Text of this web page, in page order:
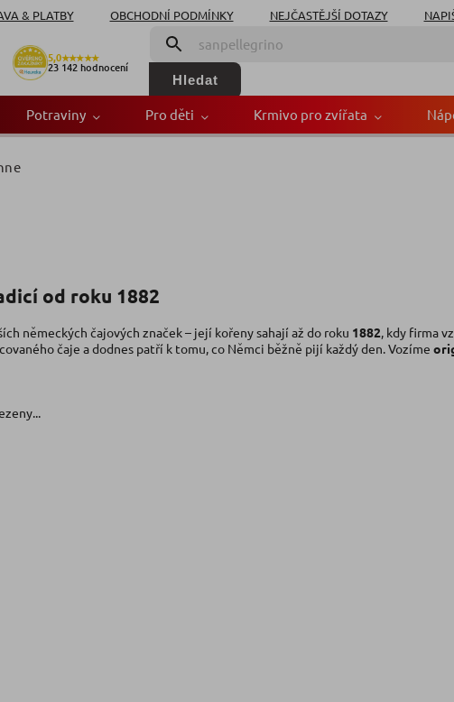
& PLATBY OBCHODNÍ PODMÍNKY NEJČASTĚJŠÍ DOTAZY
5,0★★★★★
23 142hodnocení
Hledat
Potraviny Pro děti Krmivo pro zvířata
od roku 1882
německých čajových značek – její kořeny sahají až do roku 1882, kdy firma
čaje a dodnes patří k tomu, co Němci běžně pijí každý den. Vozíme